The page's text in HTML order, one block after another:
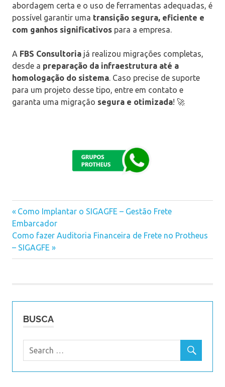
abordagem certa e o uso de ferramentas adequadas, é
possível garantir uma transição segura, eficiente e
com ganhos significativos para a empresa.
A FBS Consultoria já realizou migrações completas,
desde a preparação da infraestrutura até a
homologação do sistema. Caso precise de suporte
para um projeto desse tipo, entre em contato e
garanta uma migração segura e otimizada! 🚀
Navegação
de
Post
Previous
Post:
Como Implantar o SIGAGFE – Gestão Frete
Embarcador
Next
Post:
Como fazer Auditoria Financeira de Frete no Protheus
– SIGAGFE
BUSCA